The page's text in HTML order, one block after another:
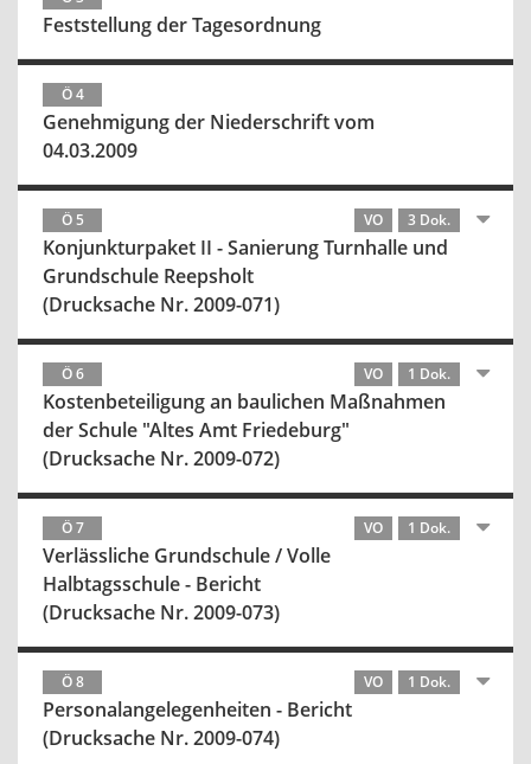
Feststellung der Tagesordnung
Ö 4
Genehmigung der Niederschrift vom
04.03.2009
Ö 5 VO 3 Dok.
Konjunkturpaket II - Sanierung Turnhalle und
Grundschule Reepsholt
(Drucksache Nr. 2009-071)
Ö 6 VO 1 Dok.
Kostenbeteiligung an baulichen Maßnahmen
der Schule "Altes Amt Friedeburg"
(Drucksache Nr. 2009-072)
Ö 7 VO 1 Dok.
Verlässliche Grundschule / Volle
Halbtagsschule - Bericht
(Drucksache Nr. 2009-073)
Ö 8 VO 1 Dok.
Personalangelegenheiten - Bericht
(Drucksache Nr. 2009-074)